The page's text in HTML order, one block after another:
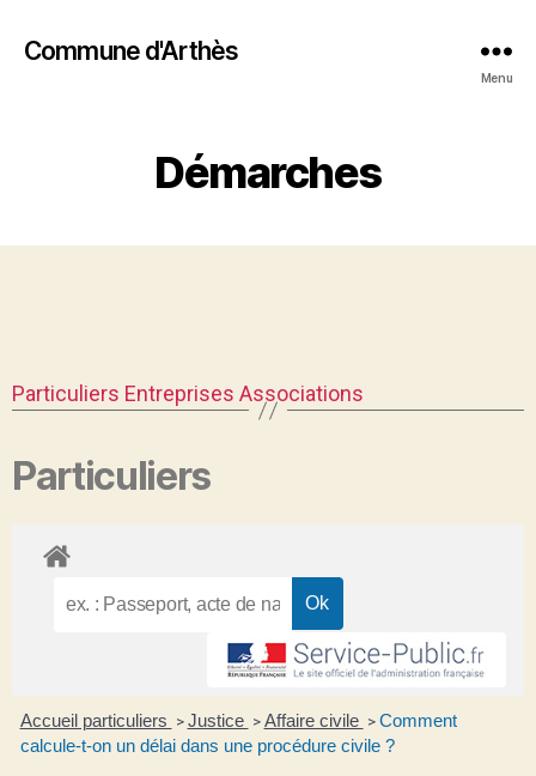
Commune d'Arthès
Menu
Démarches
Particuliers Entreprises Associations
Particuliers
Accueil particuliers > Justice > Affaire civile > Comment
calcule-t-on un délai dans une procédure civile ?